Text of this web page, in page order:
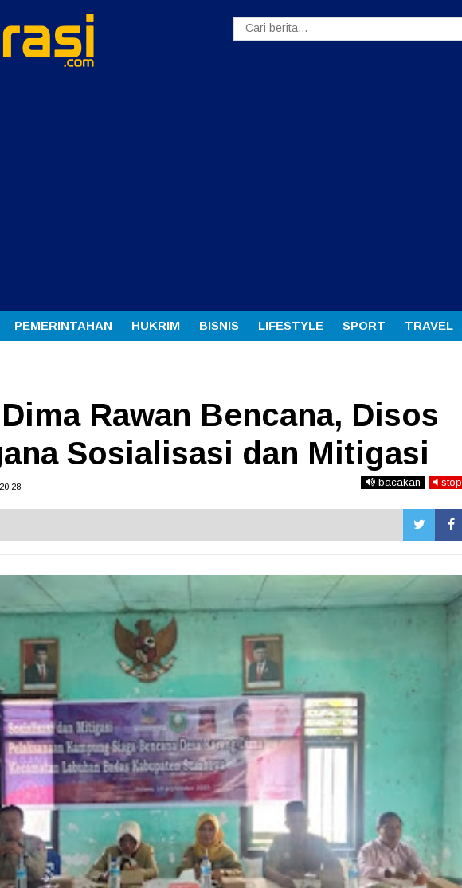
PEMERINTAHAN HUKRIM BISNIS LIFESTYLE SPORT TRAVEL
Rawan Bencana, Disos
Sosialisasi dan Mitigasi
bacakan stop